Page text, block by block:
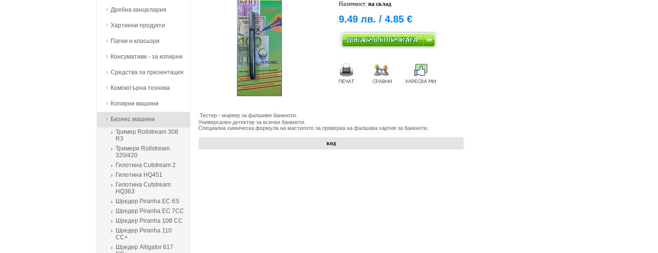
Дребна канцелария
Хартиени продукти
Папки и класьори
Консумативи - за копирни
Средства за презентация
Компютърна техника
Копирни машини
Бизнес машини
Тример Rollstream 308
R3
Тримери Rollstream
320/420
Гилотина Cutstream 2
Гилотина HQ451
Гилотина Cutstream
HQ363
Шредер Piranha EC 6S
Шредер Piranha EC 7CC
Шредер Piranha 108 CC
Шредер Piranha 110
CC+
Шредер Alligator 617
Наличност: на склад
9.49 лв. / 4.85 €
Тестер - маркер за фалшиви банкноти.
Универсален детектор за всички банкноти.
Специална химическа формула на мастилото за проверка на фалшива хартия за банкноти.
код